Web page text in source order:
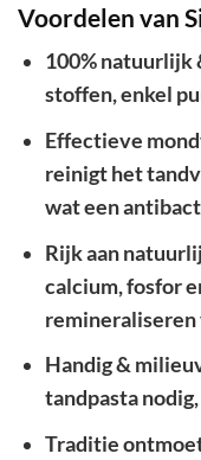
Voordelen van
100% natuurlijk
stoffen, enkel
Effectieve
reinigt het
wat een
Rijk aan
calcium, fosfor
remineraliseren
Handig &
tandpasta
Traditie